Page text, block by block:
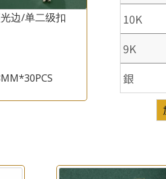
×
边/单二级扣 10K
9K
銀